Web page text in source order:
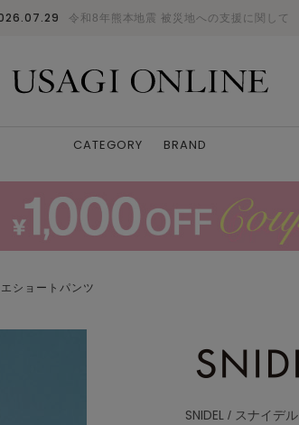
令和8年熊本地震 被災地への支援に関して
CATEGORY BRAND
ショートパンツ
SNIDEL / スナイデル